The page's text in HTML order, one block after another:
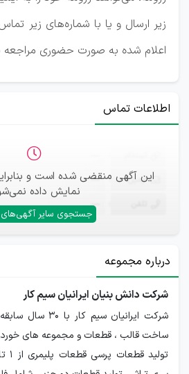
زیر ارسال و یا با شماره‌های زیر
اعلام شده به صورت حضوری مراجعه
اطلاعات تماس
این آگهی منقضی شده است و
نمایش داده
جستجوی سایر آگهی‌های
ایمیل —
—
درباره مجموعه
شرکت دانش بنیان ایرانیان سیم کار
شرکت ایرانیان سیم
ساخت قالب ، قطعات و مجموعه های